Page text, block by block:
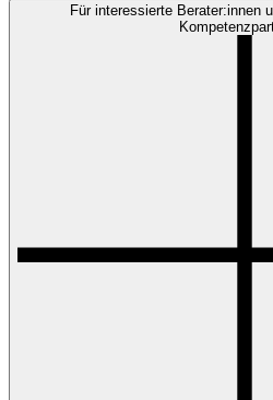
Für interessierte Berater:innen